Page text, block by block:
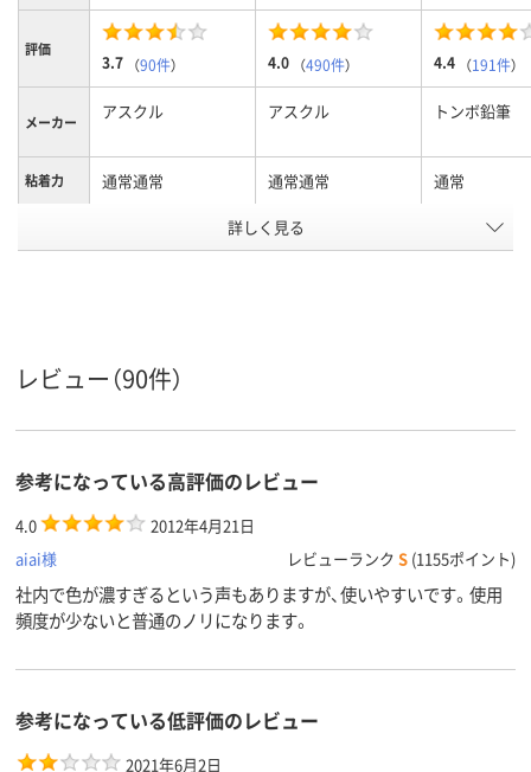
評価
3.7 （90件） 4.0 （490件） 4.4 （191件）
メーカー アスクル アスクル トンボ鉛筆
粘着力 通常通常 通常通常 通常
スティックスティッ
ク
スティックスティッ
ク
スティック
詳しく見る
レビュー（90件）
参考になっている高評価のレビュー
4.0
2012年4月21日
aiai様
レビューランク S (1155ポイント)
社内で色が濃すぎるという声もありますが、使いやすいです。使用
頻度が少ないと普通のノリになります。
参考になっている低評価のレビュー
2021年6月2日